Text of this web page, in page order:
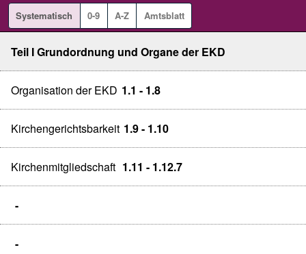
Systematisch 0-9 A-Z Amtsblatt
Teil I Grundordnung und Organe der EKD
Organisation der EKD 1.1 - 1.8
Kirchengerichtsbarkeit 1.9 - 1.10
Kirchenmitgliedschaft 1.11 - 1.12.7
-
-